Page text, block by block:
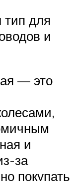
тип для
и
— это
и
за
покупать